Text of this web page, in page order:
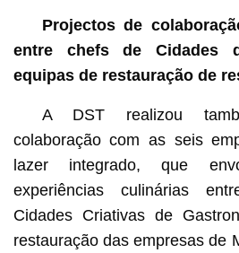
Projectos de
entre chefs de Cidades
equipas de restauração de
A DST realizou
colaboração com as seis
lazer integrado, que
experiências culinárias
Cidades Criativas de
restauração das empresas de